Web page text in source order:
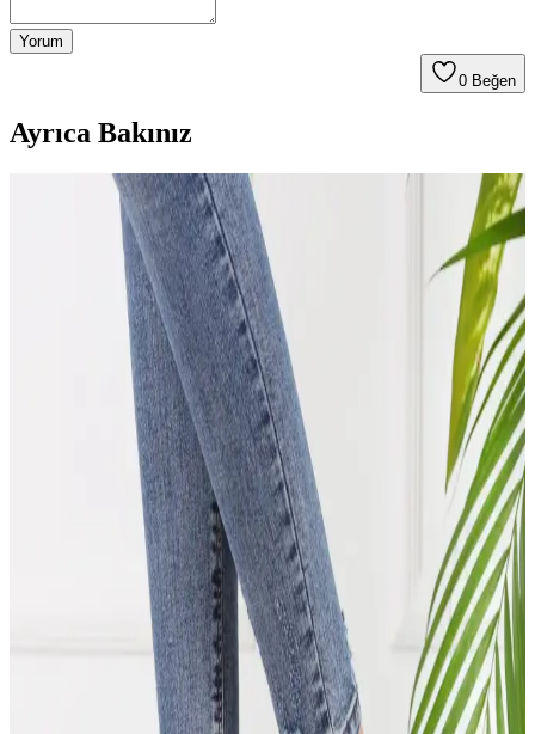
Yorum
0 Beğen
Ayrıca Bakınız
Kadınlar İçin Günlük Konforlu ve Şık Çizme
Modelleri Rehberi
Kadınlar için konforlu ve günlük kullanıma uygun çizme modelleri,
yumuşak tabanlar, su geçirmez özellikler ve şık tasarımlarla çeşitli
seçenekler sunuyor.
Modavien Kadın Abiye Ayakkabıları: Şıklık ve
Konforu Bir Arada Sunan Tasarımlar
Modavien markasının kadın abiye ayakkabıları, yüksek kaliteli
malzemeleri ve şık tasarımlarıyla özel günlerde mükemmel uyum
sağlar, konforu ve estetiği bir arada sunar.
Kadınlar İçin Günlük Şıklık ve Konfor Sunan
Topuklu Sandaletler Hakkında Bilgi
Kadınların günlük yaşamında şıklık ve rahatlık ikilisi, topuklu
sandaletlerde önemli. Modern tasarımlar, stil ve konforu bir araya
Kadınlar İçin Şık Desenli Çantalar: Güncel Moda
Trendleri ve Çeşitleri Hakkında Bilgi